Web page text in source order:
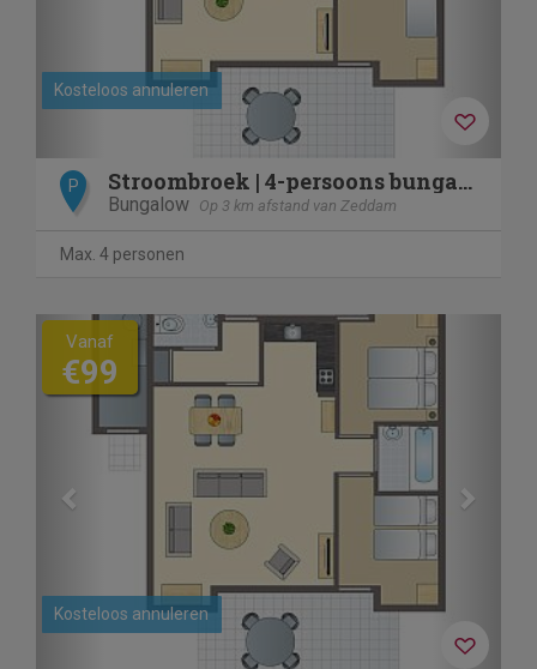
Kosteloos annuleren
P Stroombroek | 4-persoons bungalow | 4C4
Bungalow Op 3 km afstand van Zeddam
Max. 4 personen
Previous
Kosteloos annuleren
Vanaf
€99